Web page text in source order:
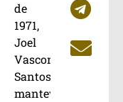
de
1971,
Joel
Vasconcelos
Santos
manteve